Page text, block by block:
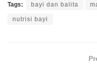
Tags: bayi dan balita
nutrisi bayi